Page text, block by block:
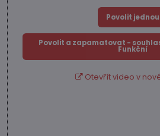
Povolit jednou
Povolit a zapamatovat -
Funkční
Otevřít video v